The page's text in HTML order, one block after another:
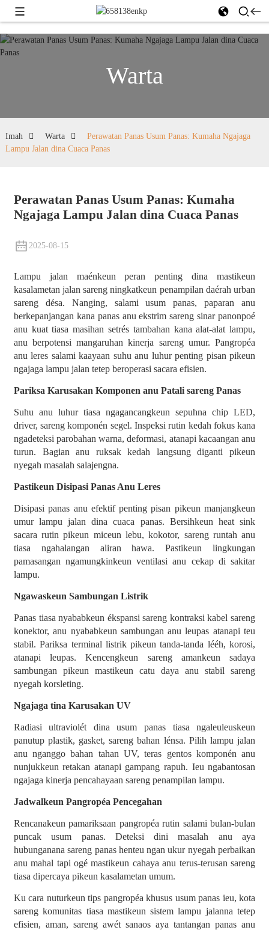
Warta
Imah Warta
Perawatan Panas Usum Panas: Kumaha Ngajaga
Lampu Jalan dina Cuaca Panas
Perawatan Panas Usum Panas: Kumaha
Ngajaga Lampu Jalan dina Cuaca Panas
2025-08-15
Lampu jalan maénkeun peran penting dina mastikeun
kasalametan jalan sareng ningkatkeun penampilan daérah urban
sareng désa. Nanging, salami usum panas, paparan anu
berkepanjangan kana panas anu ekstrim sareng sinar panonpoé
anu kuat tiasa masihan setrés tambahan kana alat-alat lampu,
anu berpotensi mangaruhan kinerja sareng umur. Pangropéa
anu leres salami kaayaan suhu anu luhur penting pisan pikeun
ngajaga lampu jalan tetep beroperasi sacara efisien.
Pariksa Karusakan Komponen anu Patali sareng Panas
Suhu anu luhur tiasa ngagancangkeun sepuhna chip LED,
driver, sareng komponén segel. Inspeksi rutin kedah fokus kana
ngadeteksi parobahan warna, deformasi, atanapi kacaangan anu
turun. Bagian anu ruksak kedah langsung diganti pikeun
nyegah masalah salajengna.
Pastikeun Disipasi Panas Anu Leres
Disipasi panas anu efektif penting pisan pikeun manjangkeun
umur lampu jalan dina cuaca panas. Bersihkeun heat sink
sacara rutin pikeun miceun lebu, kokotor, sareng runtah anu
tiasa ngahalangan aliran hawa. Pastikeun lingkungan
pamasangan ngamungkinkeun ventilasi anu cekap di sakitar
lampu.
Ngawaskeun Sambungan Listrik
Panas tiasa nyababkeun ékspansi sareng kontraksi kabel sareng
konektor, anu nyababkeun sambungan anu leupas atanapi teu
stabil. Pariksa terminal listrik pikeun tanda-tanda lééh, korosi,
atanapi leupas. Kencengkeun sareng amankeun sadaya
sambungan pikeun mastikeun catu daya anu stabil sareng
nyegah korsleting.
Ngajaga tina Karusakan UV
Radiasi ultraviolét dina usum panas tiasa ngaleuleuskeun
panutup plastik, gasket, sareng bahan lénsa. Pilih lampu jalan
anu nganggo bahan tahan UV, teras gentos komponén anu
nunjukkeun retakan atanapi gampang rapuh. Ieu ngabantosan
ngajaga kinerja pencahayaan sareng penampilan lampu.
Jadwalkeun Pangropéa Pencegahan
Rencanakeun pamariksaan pangropéa rutin salami bulan-bulan
puncak usum panas. Deteksi dini masalah anu aya
hubunganana sareng panas henteu ngan ukur nyegah perbaikan
anu mahal tapi ogé mastikeun cahaya anu terus-terusan sareng
tiasa dipercaya pikeun kasalametan umum.
Ku cara nuturkeun tips pangropéa khusus usum panas ieu, kota
sareng komunitas tiasa mastikeun sistem lampu jalanna tetep
efisien, aman, sareng awét sanaos aya tantangan panas anu